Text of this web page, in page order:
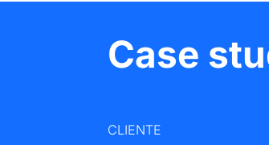
Case
CLIENTE